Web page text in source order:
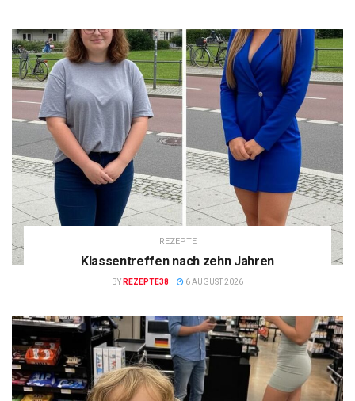
REZEPTE
Klassentreffen nach zehn Jahren
BY REZEPTE38 6 AUGUST 2026